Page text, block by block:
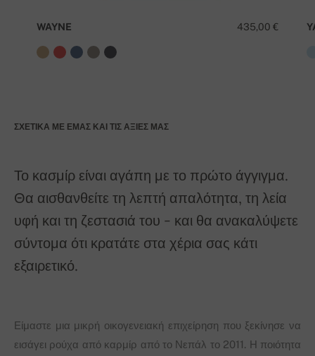
435,00 €
WAYNE
ΣΧΕΤΙΚΆ ΜΕ ΕΜΆΣ ΚΑΙ ΤΙΣ ΑΞΊΕΣ ΜΑΣ
Το κασμίρ είναι αγάπη με το πρώτο άγγιγμα.
Θα αισθανθείτε τη λεπτή απαλότητα, τη λεία
υφή και τη ζεστασιά του - και θα ανακαλύψετε
σύντομα ότι κρατάτε στα χέρια σας κάτι
εξαιρετικό.
Είμαστε μια μικρή οικογενειακή επιχείρηση που ξεκίνησε να
εισάγει ρούχα από καρμίρ από το Νεπάλ το 2011. Η ποιότητα